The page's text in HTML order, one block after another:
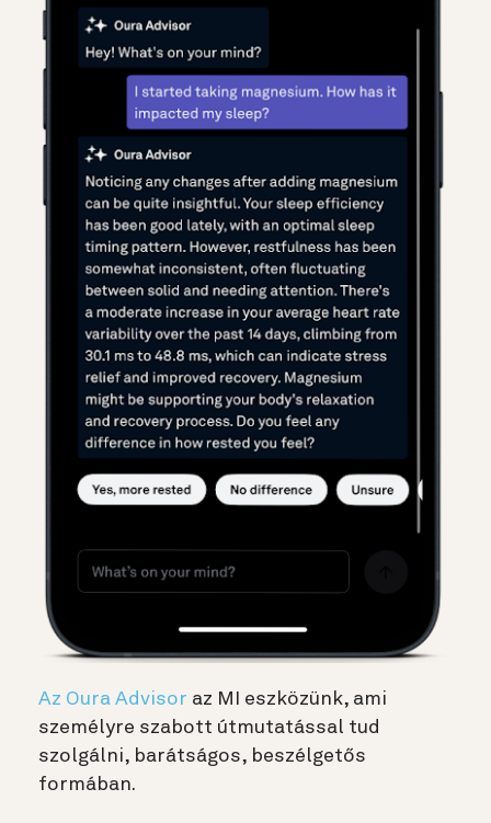
Az Oura Advisor az MI eszközünk, ami
személyre szabott útmutatással tud
szolgálni, barátságos, beszélgetős
formában.